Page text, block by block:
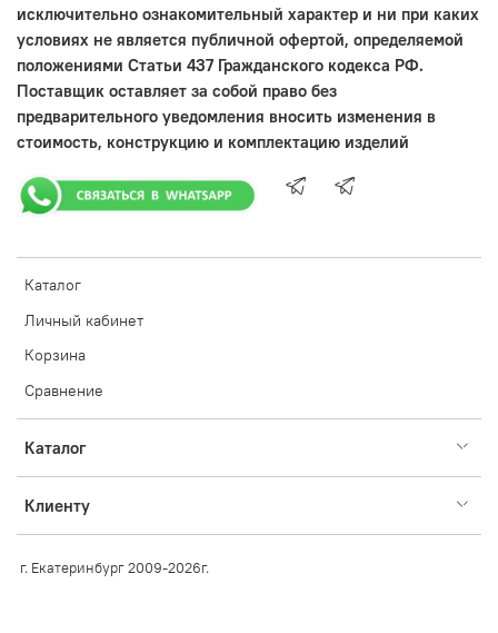
Каталог
Личный кабинет
Корзина
Сравнение
Каталог
Клиенту
исключительно ознакомительный характер и ни при каких
условиях не является публичной офертой, определяемой
положениями Статьи 437 Гражданского кодекса РФ.
Поставщик оставляет за собой право без
предварительного уведомления вносить изменения в
стоимость, конструкцию и комплектацию изделий
г. Екатеринбург 2009-2026г.